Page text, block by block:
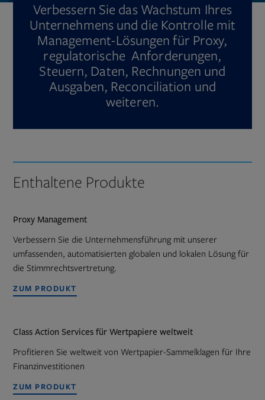
Verbessern Sie das Wachstum Ihres
Unternehmens und die Kontrolle mit
Management-Lösungen für Proxy,
regulatorische Anforderungen,
Steuern, Daten, Rechnungen und
Ausgaben, Reconciliation und
weiteren.
Enthaltene Produkte
Proxy Management
Verbessern Sie die Unternehmensführung mit unserer
umfassenden, automatisierten globalen und lokalen Lösung für
die Stimmrechtsvertretung.
ZUM PRODUKT
Class Action Services für Wertpapiere weltweit
Profitieren Sie weltweit von Wertpapier-Sammelklagen für Ihre
Finanzinvestitionen
ZUM PRODUKT